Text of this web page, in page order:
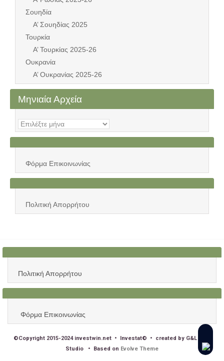
Σουηδία
Α’ Σουηδίας 2025
Τουρκία
Α’ Τουρκίας 2025-26
Ουκρανία
Α’ Ουκρανίας 2025-26
Μηνιαία Αρχεία
Μηνιαία
Αρχεία
Φόρμα Επικοινωνίας
Πολιτική Απορρήτου
Πολιτική Απορρήτου
Φόρμα Επικοινωνίας
©Copyright 2015-2024 investwin.net • Investat© • created by G&L Web
Studio • Based on Evolve Theme